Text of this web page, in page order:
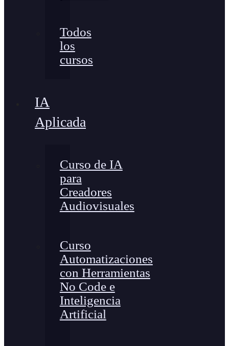
Todos
los
cursos
IA
Aplicada
Curso de IA
para
Creadores
Audiovisuales
Curso
Automatizaciones
con Herramientas
No Code e
Inteligencia
Artificial